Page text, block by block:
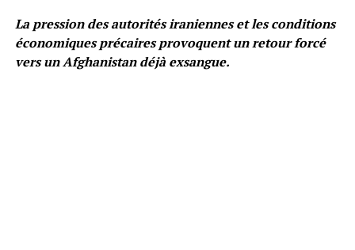
La pression des autorités iraniennes et les conditions
économiques précaires provoquent un retour forcé
vers un Afghanistan déjà exsangue.